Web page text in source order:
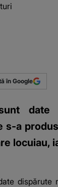
în Google
date
s-a
locuiau,
dispărute